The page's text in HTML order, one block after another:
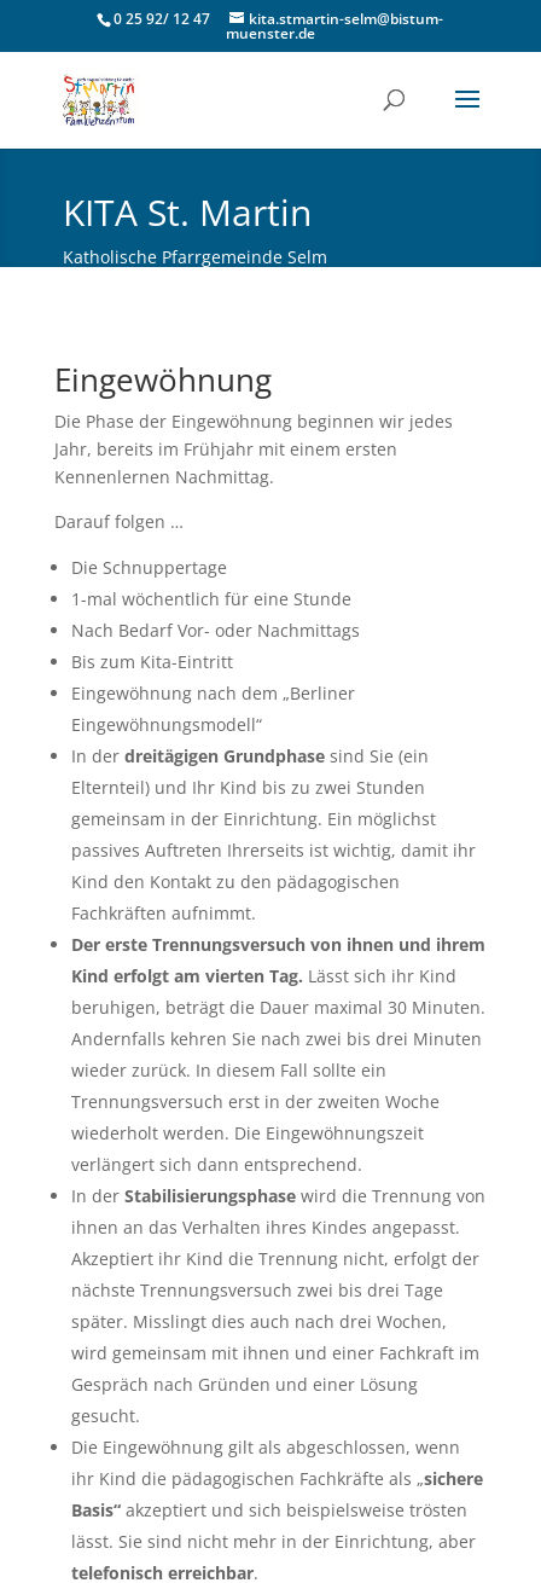
0 25 92/ 12 47 kita.stmartin-selm@bistum-
muenster.de
KITA St. Martin
Katholische Pfarrgemeinde Selm
Eingewöhnung
Die Phase der Eingewöhnung beginnen wir jedes
Jahr, bereits im Frühjahr mit einem ersten
Kennenlernen Nachmittag.
Darauf folgen …
Die Schnuppertage
1-mal wöchentlich für eine Stunde
Nach Bedarf Vor- oder Nachmittags
Bis zum Kita-Eintritt
Eingewöhnung nach dem „Berliner
Eingewöhnungsmodell“
In der dreitägigen Grundphasesind Sie (ein
Elternteil) und Ihr Kind bis zu zwei Stunden
gemeinsam in der Einrichtung. Ein möglichst
passives Auftreten Ihrerseits ist wichtig, damit ihr
Kind den Kontakt zu den pädagogischen
Fachkräften aufnimmt.
Der erste Trennungsversuch von ihnen und ihrem
Kind erfolgt am vierten Tag. Lässt sich ihr Kind
beruhigen, beträgt die Dauer maximal 30 Minuten.
Andernfalls kehren Sie nach zwei bis drei Minuten
wieder zurück. In diesem Fall sollte ein
Trennungsversuch erst in der zweiten Woche
wiederholt werden. Die Eingewöhnungszeit
verlängert sich dann entsprechend.
In der Stabilisierungsphase wird die Trennung von
ihnen an das Verhalten ihres Kindes angepasst.
Akzeptiert ihr Kind die Trennung nicht, erfolgt der
nächste Trennungsversuch zwei bis drei Tage
später. Misslingt dies auch nach drei Wochen,
wird gemeinsam mit ihnen und einer Fachkraft im
Gespräch nach Gründen und einer Lösung
gesucht.
Die Eingewöhnung gilt als abgeschlossen, wenn
ihr Kind die pädagogischen Fachkräfte als „sichere
Basis“ akzeptiert und sich beispielsweise trösten
lässt. Sie sind nicht mehr in der Einrichtung, aber
telefonisch erreichbar.